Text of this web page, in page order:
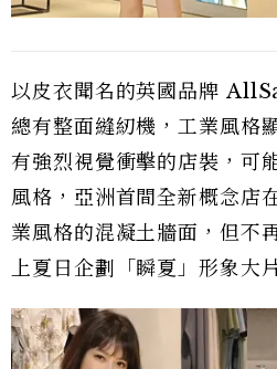
以皮衣聞名的英國品牌
總有整面縫紉機，工業風格
有強烈視覺衝擊的店裝，可
風格，亞洲首間全新概念店
業風格的混凝土牆面，但不
上夏日企劃「瞬夏」形象大